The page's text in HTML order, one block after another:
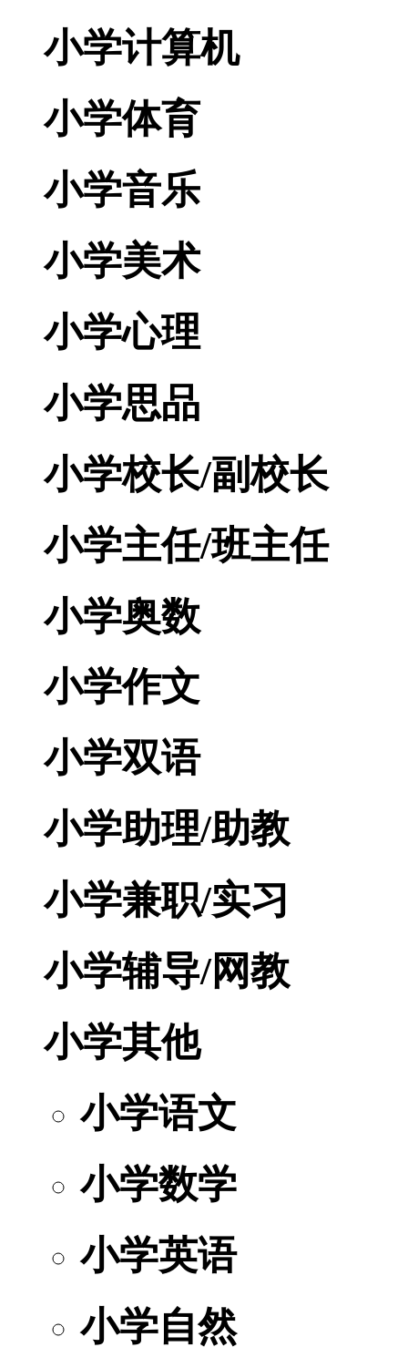
小学计算机
小学体育
小学音乐
小学美术
小学心理
小学思品
小学校长/副校长
小学主任/班主任
小学奥数
小学作文
小学双语
小学助理/助教
小学兼职/实习
小学辅导/网教
小学其他
小学语文
小学数学
小学英语
小学自然